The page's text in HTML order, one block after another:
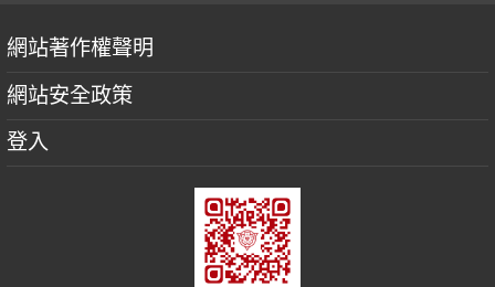
網站著作權聲明
網站安全政策
登入